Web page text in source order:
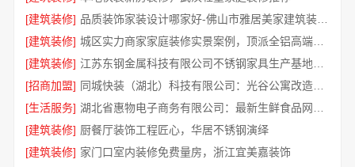
[建筑装修]
品质装饰家装设计哪家好-佛山市雅居美家建筑装饰工程有限公司
[建筑装修]
城区实力商家家庭装修实景案例，顶派全铝高端定制
[建筑装修]
[招商加盟]
同城快装（湖北）科技有限公司：光谷公寓改造极简风科技家装
[生活服务]
[建筑装修] 厨餐厅装饰工程匠心，华居不锈钢演绎
[建筑装修] 家门口室内装修免费量房，浙江宜美嘉装饰